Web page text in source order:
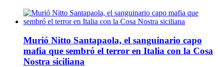
Murió Nitto Santapaola, el sanguinario capo
mafia que sembró el terror en Italia con la Cosa
Nostra siciliana